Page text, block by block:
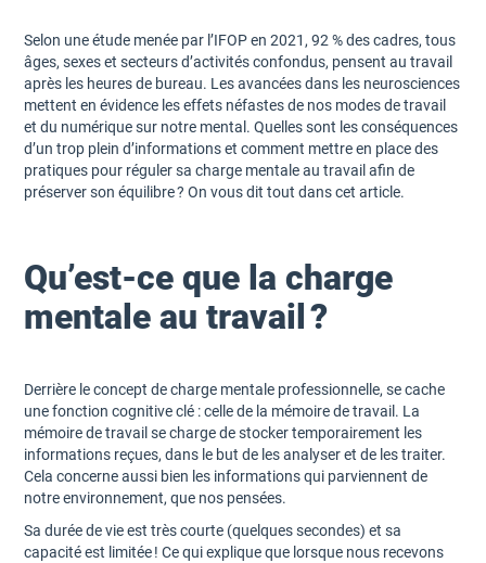
Selon une étude menée par l’IFOP en 2021, 92 % des cadres, tous
âges, sexes et secteurs d’activités confondus, pensent au travail
après les heures de bureau. Les avancées dans les neurosciences
mettent en évidence les effets néfastes de nos modes de travail
et du numérique sur notre mental. Quelles sont les conséquences
d’un trop plein d’informations et comment mettre en place des
pratiques pour réguler sa charge mentale au travail afin de
préserver son équilibre ? On vous dit tout dans cet article.
Qu’est-ce que la charge
mentale au travail ?
Derrière le concept de charge mentale professionnelle, se cache
une fonction cognitive clé : celle de la mémoire de travail. La
mémoire de travail se charge de stocker temporairement les
informations reçues, dans le but de les analyser et de les traiter.
Cela concerne aussi bien les informations qui parviennent de
notre environnement, que nos pensées.
Sa durée de vie est très courte (quelques secondes) et sa
capacité est limitée ! Ce qui explique que lorsque nous recevons